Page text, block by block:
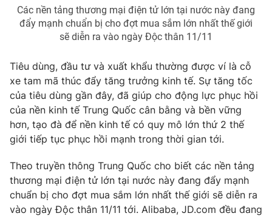
Các nền tảng thương mại điện tử lớn tại nước này đang
đẩy mạnh chuẩn bị cho đợt mua sắm lớn nhất thế giới
sẽ diễn ra vào ngày Độc thân 11/11
Tiêu dùng, đầu tư và xuất khẩu thường được ví là cỗ
xe tam mã thúc đẩy tăng trưởng kinh tế. Sự tăng tốc
của tiêu dùng gần đây, đã giúp cho động lực phục hồi
của nền kinh tế Trung Quốc cân bằng và bền vững
hơn, tạo đà để nền kinh tế có quy mô lớn thứ 2 thế
giới tiếp tục phục hồi mạnh trong thời gian tới.
Theo truyền thông Trung Quốc cho biết các nền tảng
thương mại điện tử lớn tại nước này đang đẩy mạnh
chuẩn bị cho đợt mua sắm lớn nhất thế giới sẽ diễn ra
vào ngày Độc thân 11/11 tới. Alibaba, JD.com đều đang